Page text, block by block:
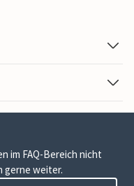
im FAQ-Bereich nicht
gerne weiter.